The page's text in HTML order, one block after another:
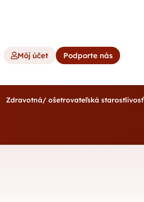
Môj účet
Podporte nás
Zdravotná/ ošetrovateľská starostlivosť